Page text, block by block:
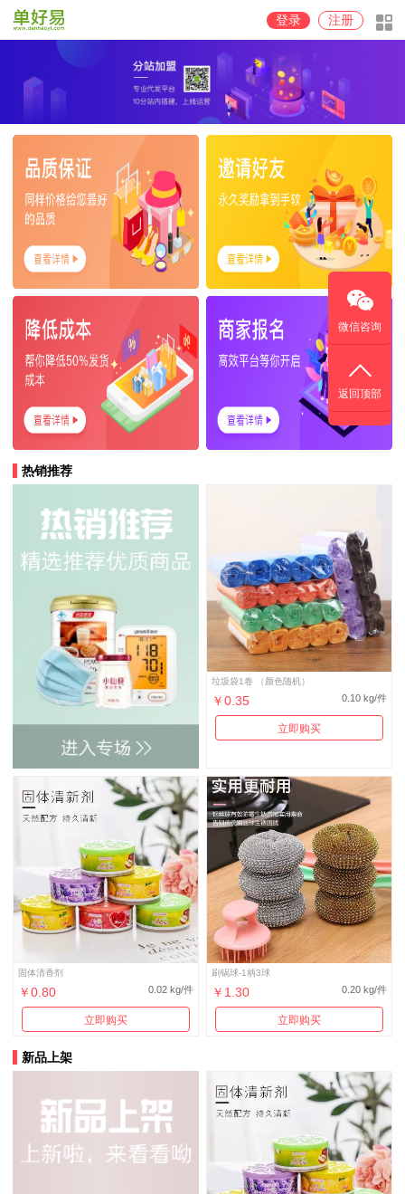
登录 注册
热销推荐
垃圾袋1卷 （颜色随机）
￥0.35 0.10 kg/件
立即购买
固体清香剂
￥0.80 0.02 kg/件
立即购买
刷锅球-1柄3球
￥1.30 0.20 kg/件
立即购买
新品上架
微信咨询
返回顶部